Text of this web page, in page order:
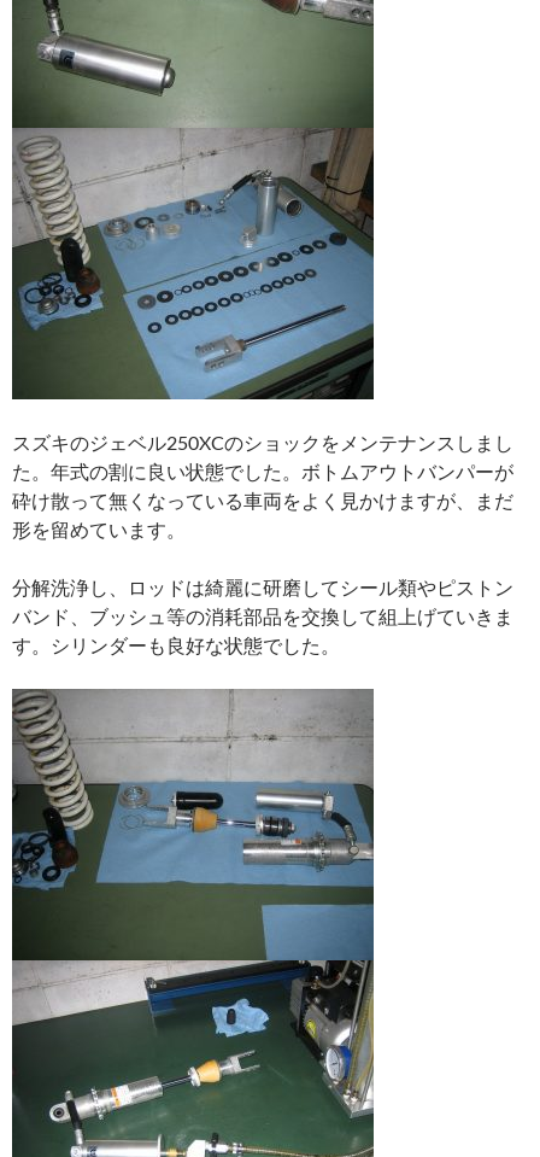
スズキのジェベル250XCのショックをメンテナンスしまし
た。年式の割に良い状態でした。ボトムアウトバンパーが
砕け散って無くなっている車両をよく見かけますが、まだ
形を留めています。
分解洗浄し、ロッドは綺麗に研磨してシール類やピストン
バンド、ブッシュ等の消耗部品を交換して組上げていきま
す。シリンダーも良好な状態でした。